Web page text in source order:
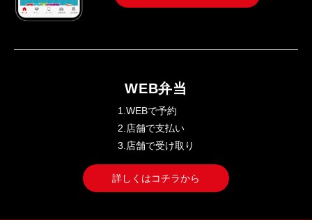
WEB弁当
1.WEBで予約
2.店舗で支払い
3.店舗で受け取り
詳しくはコチラから